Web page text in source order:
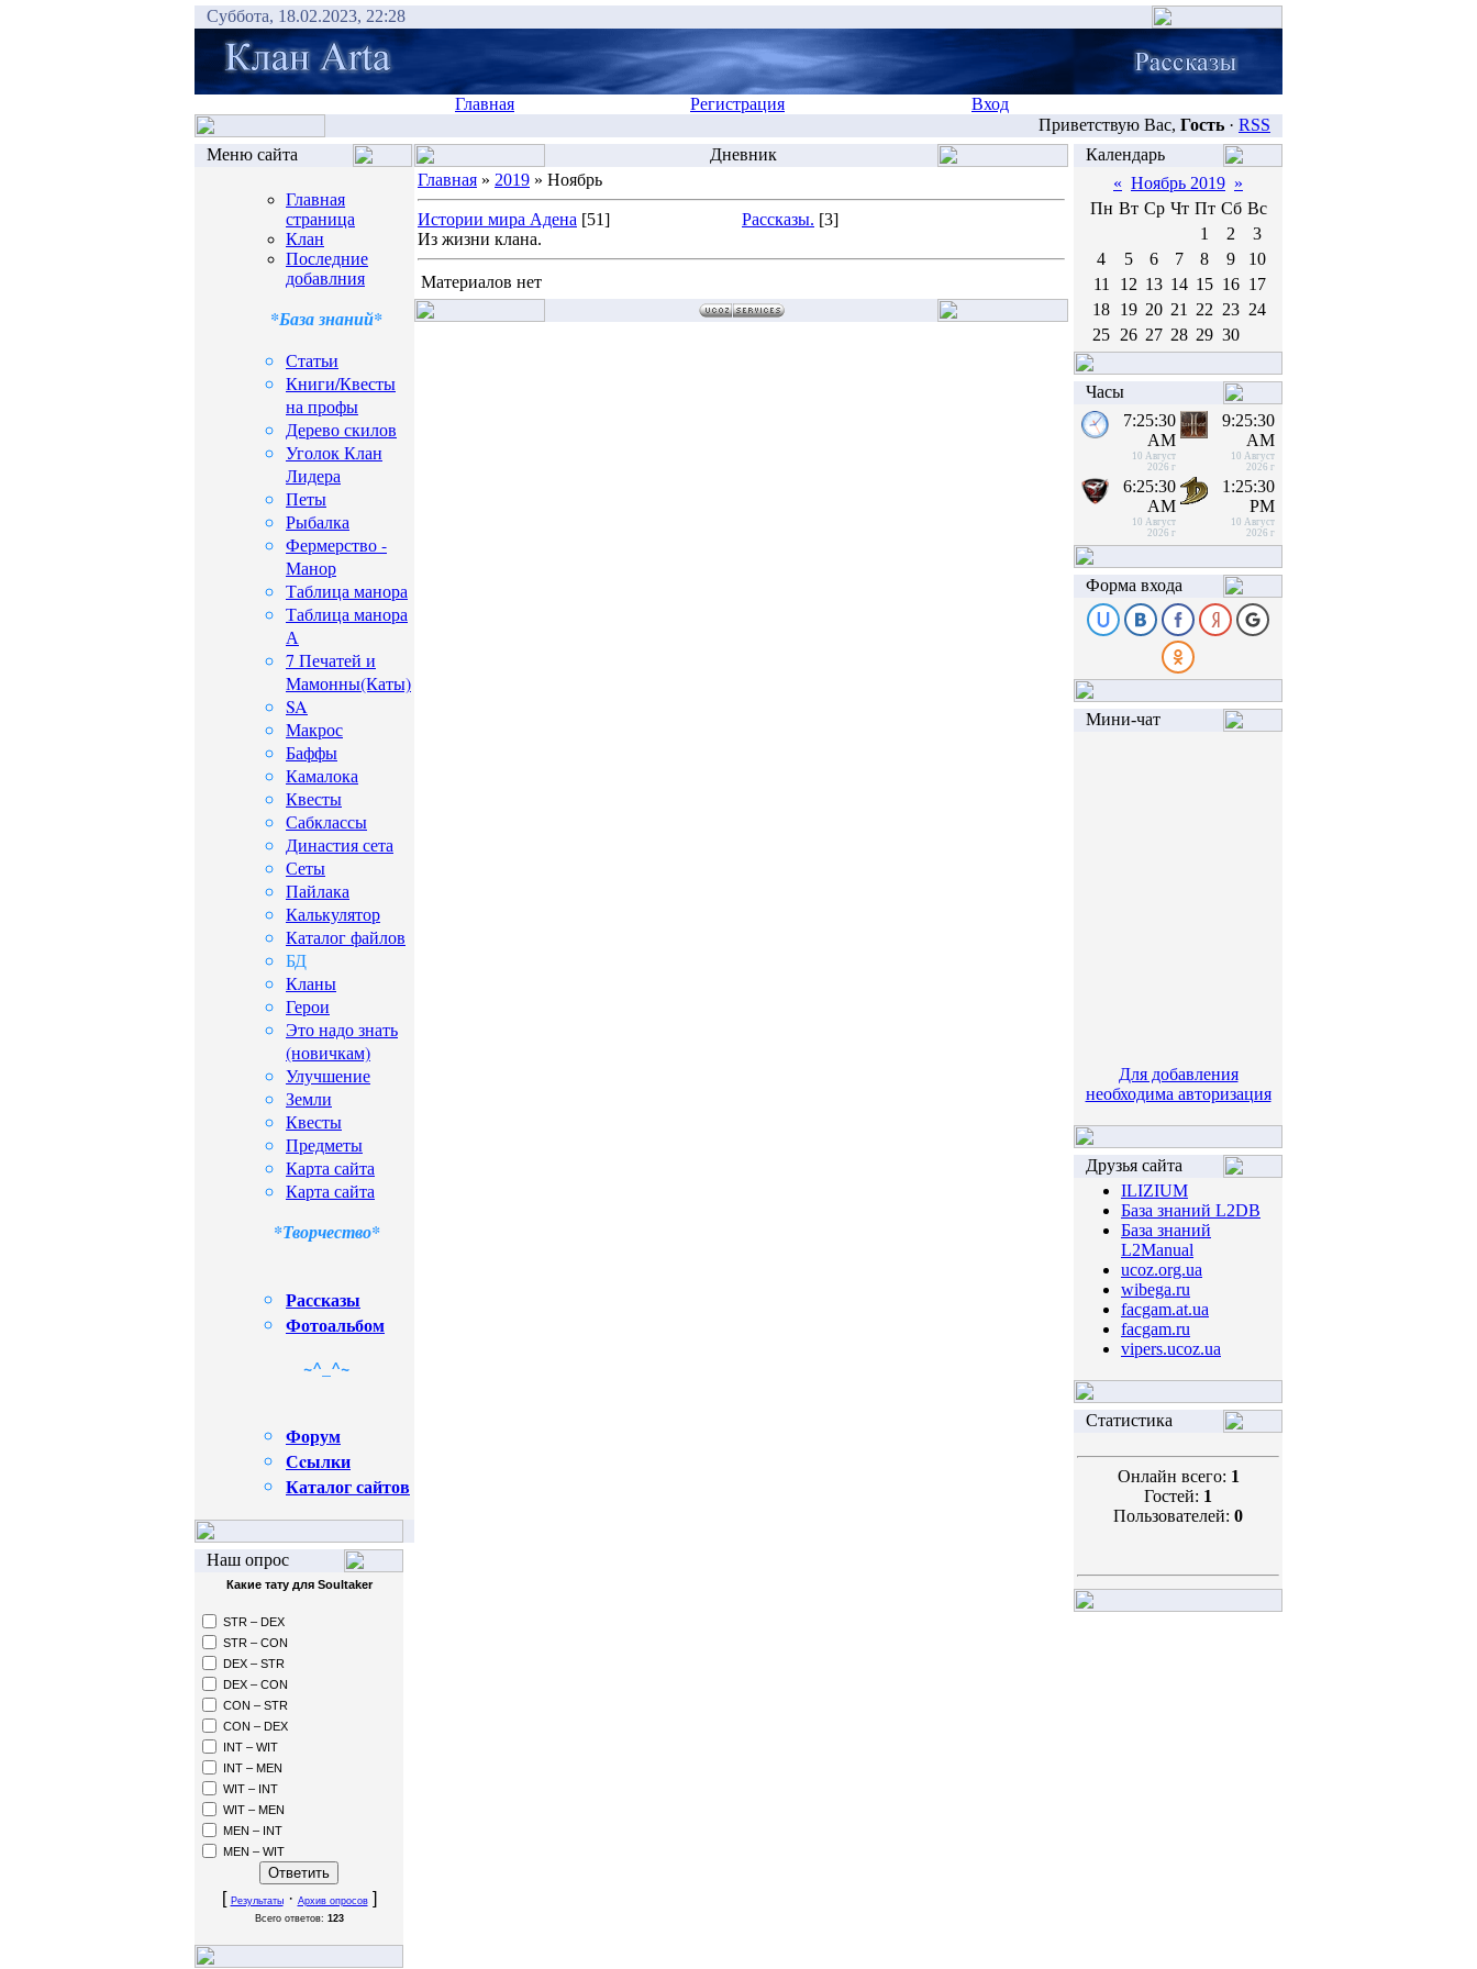
Суббота, 18.02.2023, 22:28
Главная Регистрация
Вход
Приветствую Вас, Гость · RSS
Меню сайта
Главная
страница
Клан
Последние
добавлния
*База знаний*
Статьи
Книги/Квесты
на профы
Дерево скилов
Уголок Клан
Лидера
Петы
Рыбалка
Фермерство -
Манор
Таблица манора
Таблица манора
А
7 Печатей и
Мамонны(Каты)
SA
Макрос
Баффы
Камалока
Квесты
Сабклассы
Династия сета
Сеты
Пайлака
Калькулятор
Каталог файлов
БД
Кланы
Герои
Это надо знать
(новичкам)
Улучшение
Земли
Квесты
Предметы
Карта сайта
Карта сайта
*Творчество*
Рассказы
Фотоальбом
~^_^~
Форум
Сcылки
Каталог сайтов
Наш опрос
Какие тату для Soultaker
STR – DEX
STR – CON
DEX – STR
DEX – CON
CON – STR
CON – DEX
INT – WIT
INT – MEN
WIT – INT
WIT – MEN
MEN – INT
MEN – WIT
[ Результаты· Архив опросов]
Всего ответов: 123
Дневник
Главная » 2019 » Ноябрь
Истории мира Адена [51]
Из жизни клана.
Рассказы. [3]
Материалов нет
Календарь
« Ноябрь 2019 »
Пн Вт Ср Чт Пт Сб Вс
1
2
3
4
5 6 7 8 9
10
11
12 13 14 15 16 17
18 19 20 21 22 23 24
25 26 27 28 29 30
Часы
7:25:30
AM
10 Август
2026 г
9:25:30
AM
10 Август
2026 г
6:25:30
AM
10 Август
2026 г
1:25:30
PM
10 Август
2026 г
Форма входа
Мини-чат
Для добавления
необходима авторизация
Друзья сайта
ILIZIUM
База знаний L2DB
База знаний
L2Manual
ucoz.org.ua
wibega.ru
facgam.at.ua
facgam.ru
vipers.ucoz.ua
Статистика
Онлайн всего: 1
Гостей: 1
Пользователей: 0